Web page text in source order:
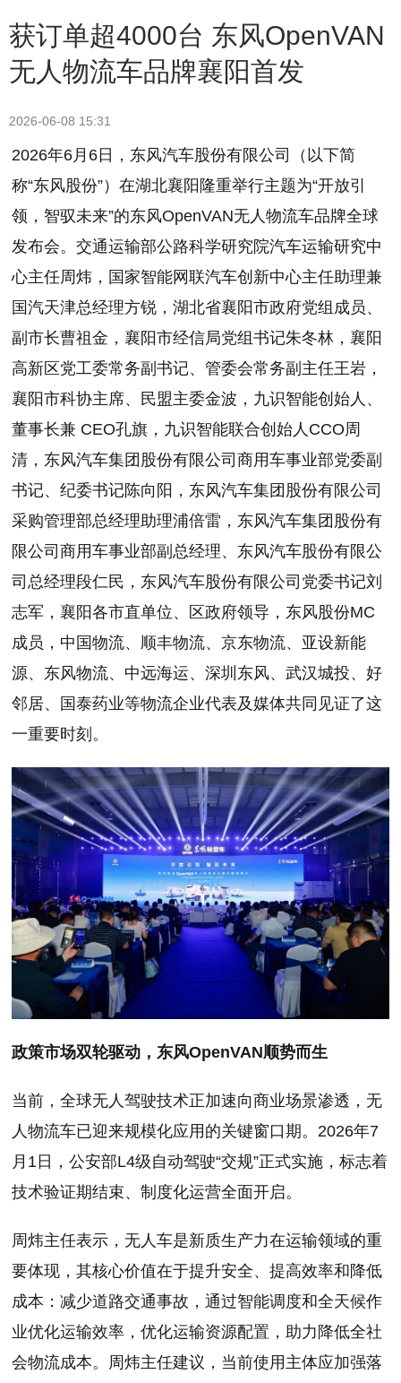
获订单超4000台 东风OpenVAN
无人物流车品牌襄阳首发
2026-06-08 15:31
2026年6月6日，东风汽车股份有限公司（以下简
称“东风股份”）在湖北襄阳隆重举行主题为“开放引
领，智驭未来”的东风OpenVAN无人物流车品牌全球
发布会。交通运输部公路科学研究院汽车运输研究中
心主任周炜，国家智能网联汽车创新中心主任助理兼
国汽天津总经理方锐，湖北省襄阳市政府党组成员、
副市长曹祖金，襄阳市经信局党组书记朱冬林，襄阳
高新区党工委常务副书记、管委会常务副主任王岩，
襄阳市科协主席、民盟主委金波，九识智能创始人、
董事长兼 CEO孔旗，九识智能联合创始人CCO周
清，东风汽车集团股份有限公司商用车事业部党委副
书记、纪委书记陈向阳，东风汽车集团股份有限公司
采购管理部总经理助理浦倍雷，东风汽车集团股份有
限公司商用车事业部副总经理、东风汽车股份有限公
司总经理段仁民，东风汽车股份有限公司党委书记刘
志军，襄阳各市直单位、区政府领导，东风股份MC
成员，中国物流、顺丰物流、京东物流、亚设新能
源、东风物流、中远海运、深圳东风、武汉城投、好
邻居、国泰药业等物流企业代表及媒体共同见证了这
一重要时刻。
政策市场双轮驱动，东风OpenVAN顺势而生
当前，全球无人驾驶技术正加速向商业场景渗透，无
人物流车已迎来规模化应用的关键窗口期。2026年7
月1日，公安部L4级自动驾驶“交规”正式实施，标志着
技术验证期结束、制度化运营全面开启。
周炜主任表示，无人车是新质生产力在运输领域的重
要体现，其核心价值在于提升安全、提高效率和降低
成本：减少道路交通事故，通过智能调度和全天候作
业优化运输效率，优化运输资源配置，助力降低全社
会物流成本。周炜主任建议，当前使用主体应加强落